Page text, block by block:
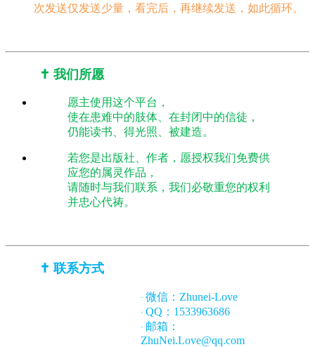
次发送仅发送少量，看完后，再继续发送，如此循环。
✝️ 我们所愿
愿主使用这个平台，
使在患难中的肢体、在封闭中的信徒，
仍能读书、得光照、被建造。
若您是出版社、作者，愿授权我们免费供
应您的属灵作品，
请随时与我们联系，我们必敬重您的权利
并忠心代祷。
✝️ 联系方式
· 微信：Zhunei-Love
· QQ：1533963686
· 邮箱：
ZhuNei.Love@qq.com